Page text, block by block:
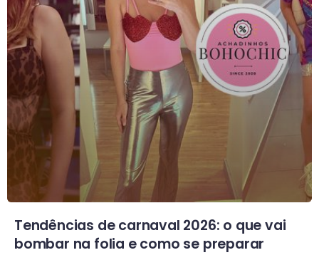
Tendências de carnaval 2026: o que vai
bombar na folia e como se preparar